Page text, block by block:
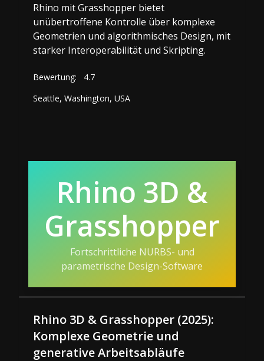
Rhino mit Grasshopper bietet
unübertroffene Kontrolle über komplexe
Geometrien und algorithmisches Design, mit
starker Interoperabilität und Skripting.
Bewertung:
4.7
Seattle, Washington, USA
Rhino 3D &
Grasshopper
Fortschrittliche NURBS- und
parametrische Design-Software
Rhino 3D & Grasshopper (2025):
Komplexe Geometrie und
generative Arbeitsabläufe